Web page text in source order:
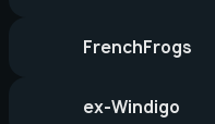
FrenchFrogs
ex-Windigo